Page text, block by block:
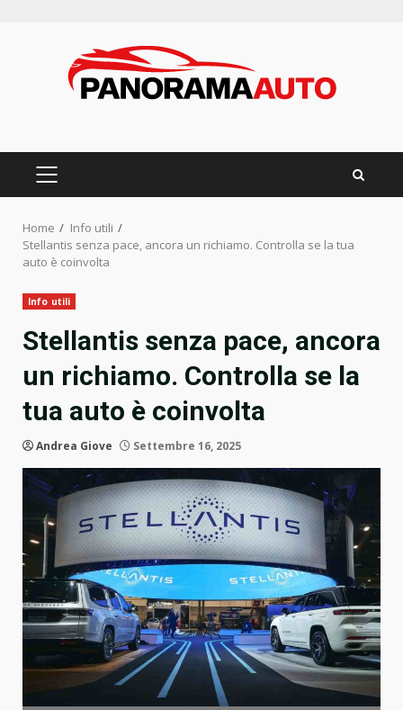
PRIMARY
Home
Info utili
Stellantis senza pace, ancora un richiamo. Controlla se la tua
auto è coinvolta
Info utili
Stellantis senza pace, ancora
un richiamo. Controlla se la
tua auto è coinvolta
Andrea Giove Settembre 16, 2025